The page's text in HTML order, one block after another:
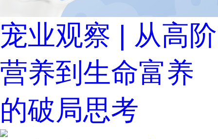
宠业观察 | 从高阶
营养到生命富养
的破局思考